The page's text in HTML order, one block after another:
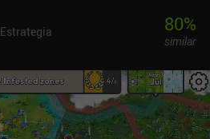
Estrategia
80%
similar